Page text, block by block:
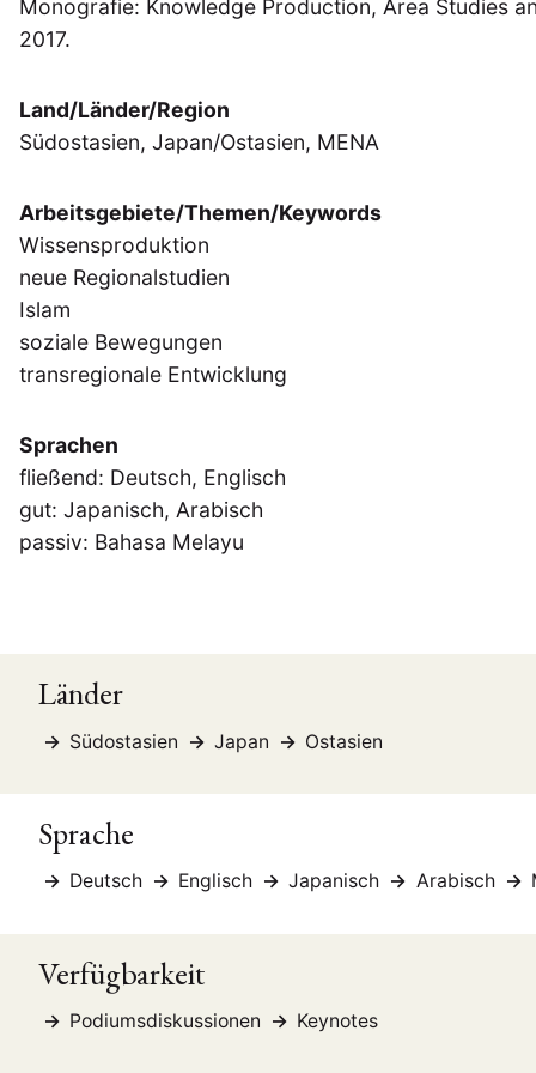
Monografie: Knowledge Production, Area Studies
2017.
Land/Länder/Region
Südostasien, Japan/Ostasien, MENA
Arbeitsgebiete/Themen/Keywords
Wissensproduktion
neue Regionalstudien
Islam
soziale Bewegungen
transregionale Entwicklung
Sprachen
fließend: Deutsch, Englisch
gut: Japanisch, Arabisch
passiv: Bahasa Melayu
Länder
Südostasien Japan Ostasien
Sprache
Deutsch Englisch Japanisch Arabisch
Verfügbarkeit
Podiumsdiskussionen Keynotes